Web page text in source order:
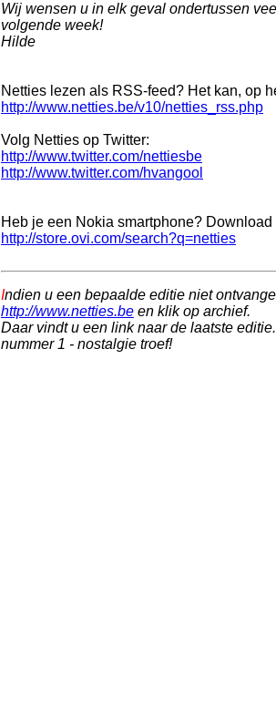
Wij wensen u in elk geval ondertussen
volgende week!
Hilde
Netties lezen als RSS-feed? Het kan, op
http://www.netties.be/v10/netties_rss.php
Volg Netties op Twitter:
http://www.twitter.com/nettiesbe
http://www.twitter.com/hvangool
Heb je een Nokia smartphone?
http://store.ovi.com/search?q=netties
Indien u een bepaalde editie niet
http://www.netties.be en klik op archief.
Daar vindt u een link naar de laatste
nummer 1 - nostalgie troef!